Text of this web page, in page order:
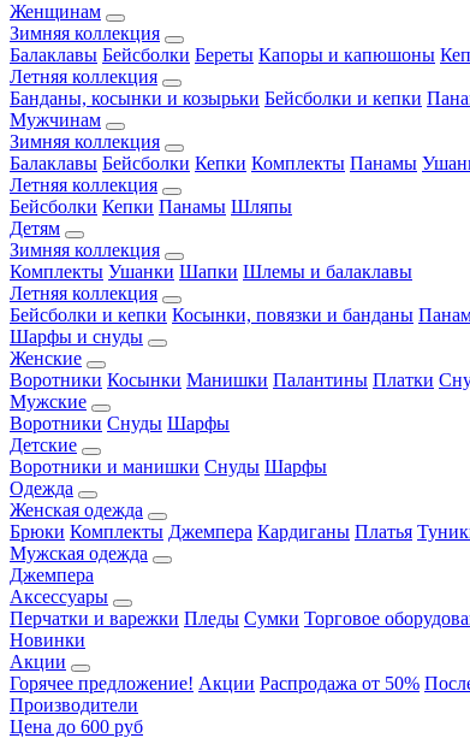
Женщинам
Зимняя коллекция
Балаклавы Бейсболки Береты Капоры и капюшоны
Летняя коллекция
Банданы, косынки и козырьки Бейсболки и кепки
Мужчинам
Зимняя коллекция
Балаклавы Бейсболки Кепки Комплекты Панамы
Летняя коллекция
Бейсболки Кепки Панамы Шляпы
Детям
Зимняя коллекция
Комплекты Ушанки Шапки Шлемы и балаклавы
Летняя коллекция
Бейсболки и кепки Косынки, повязки и банданы
Шарфы и снуды
Женские
Воротники Косынки Манишки Палантины Платки
Мужские
Воротники Снуды Шарфы
Детские
Воротники и манишки Снуды Шарфы
Одежда
Женская одежда
Брюки Комплекты Джемпера Кардиганы Платья
Мужская одежда
Джемпера
Аксессуары
Перчатки и варежки Пледы Сумки Торговое
Новинки
Акции
Горячее предложение! Акции Распродажа от 50%
Производители
Цена до 600 руб